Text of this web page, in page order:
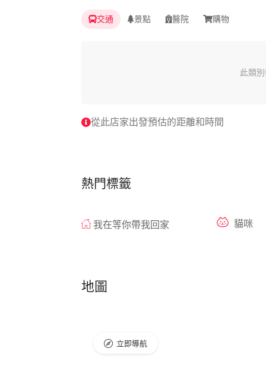
交通 景點 醫院 購物
此類
從此店家出發預估的距離和時間
熱門標籤
我在等你帶我回家 貓咪
地圖
立即導航